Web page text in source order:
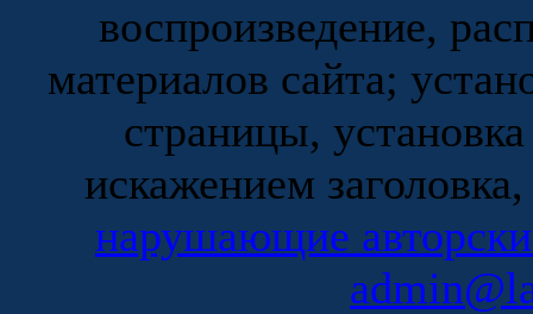
воспроизведение,
материалов сайта;
страницы,
искажением
нарушающие